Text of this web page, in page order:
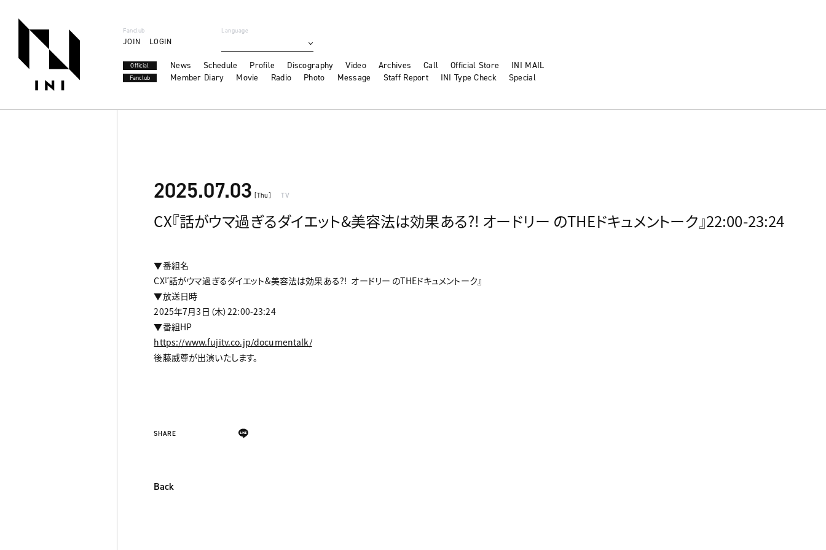
Fanclub
JOIN LOGIN
Language
Official News Schedule Profile Discography Video Archives Call Official Store INI MAIL
Fanclub Member Diary Movie Radio Photo Message Staff Report INI Type Check Special
2025.07.03 [Thu] TV
CX『話がウマ過ぎるダイエット&美容法は効果ある?! オードリー のTHEドキュメントーク』22:00-23:24
▼番組名
CX『話がウマ過ぎるダイエット&美容法は効果ある?! オードリー のTHEドキュメントーク』
▼放送日時
2025年7月3日（木）22:00-23:24
▼番組HP
https://www.fujitv.co.jp/documentalk/
後藤威尊が出演いたします。
SHARE
Back